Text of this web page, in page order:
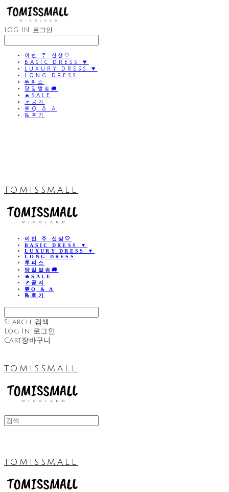
LOG IN 로그인
이번 주 신상🤍
BASIC DRESS ▼
LUXURY DRESS ▼
LONG DRESS
투피스
당일발송🚚
🔥SALE
📌공지
💬Q & A
📝후기
TOMISSMALL
이번 주 신상🤍
BASIC DRESS ▼
LUXURY DRESS ▼
LONG DRESS
투피스
당일발송🚚
🔥SALE
📌공지
💬Q & A
📝후기
Search 검색
Log In 로그인
Cart장바구니
TOMISSMALL
TOMISSMALL